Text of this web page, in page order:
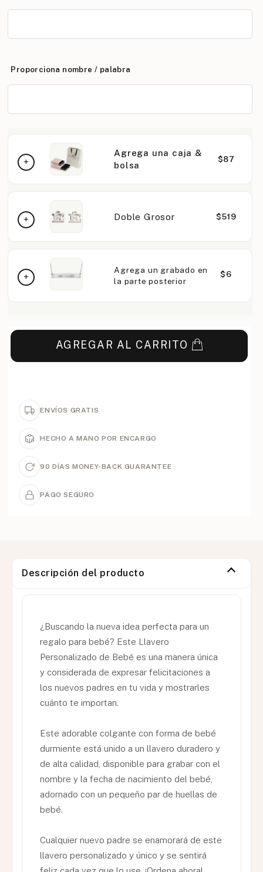
Proporciona nombre / palabra
Agrega una caja &
bolsa
$87
Doble Grosor $519
Agrega un grabado en
la parte posterior
$6
AGREGAR AL CARRITO
ENVÍOS GRATIS
HECHO A MANO POR ENCARGO
90 DÍAS MONEY-BACK GUARANTEE
PAGO SEGURO
Descripción del producto
¿Buscando la nueva idea perfecta para un
regalo para bebé? Este Llavero
Personalizado de Bebé es una manera única
y considerada de expresar felicitaciones a
los nuevos padres en tu vida y mostrarles
cuánto te importan.
Este adorable colgante con forma de bebé
durmiente está unido a un llavero duradero y
de alta calidad, disponible para grabar con el
nombre y la fecha de nacimiento del bebé,
adornado con un pequeño par de huellas de
bebé.
Cualquier nuevo padre se enamorará de este
llavero personalizado y único y se sentirá